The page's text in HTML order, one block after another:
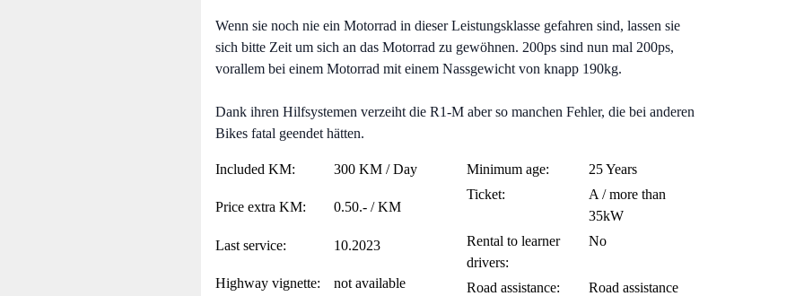
Wenn sie noch nie ein Motorrad in dieser Leistungsklasse gefahren sind, lassen sie
sich bitte Zeit um sich an das Motorrad zu gewöhnen. 200ps sind nun mal 200ps,
vorallem bei einem Motorrad mit einem Nassgewicht von knapp 190kg.
Dank ihren Hilfsystemen verzeiht die R1-M aber so manchen Fehler, die bei anderen
Bikes fatal geendet hätten.
Included KM: 300 KM / Day
Price extra KM: 0.50.- / KM
Last service: 10.2023
Highway vignette: not available
Minimum age:
25 Years
Ticket:
A / more than
35kW
Rental to learner
drivers:
No
Road assistance:
Road assistance